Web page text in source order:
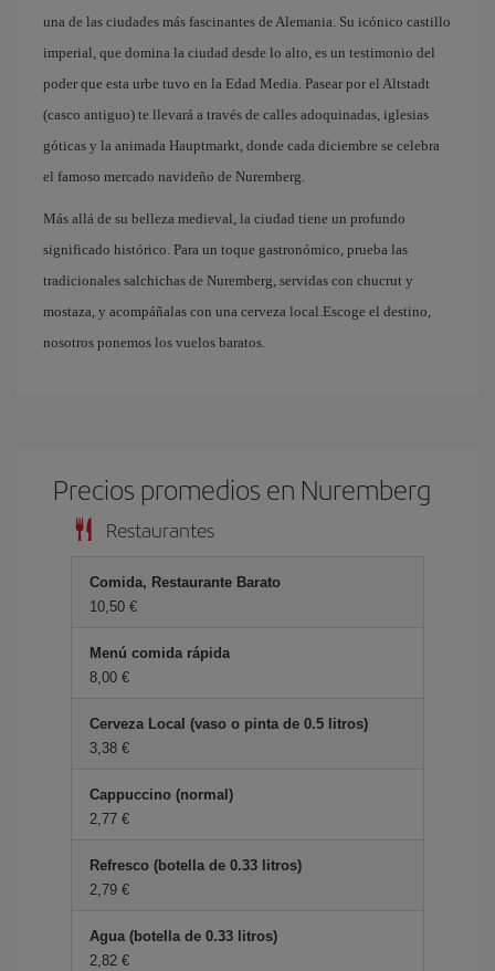
una de las ciudades más fascinantes de Alemania. Su icónico castillo
imperial, que domina la ciudad desde lo alto, es un testimonio del
poder que esta urbe tuvo en la Edad Media. Pasear por el Altstadt
(casco antiguo) te llevará a través de calles adoquinadas, iglesias
góticas y la animada Hauptmarkt, donde cada diciembre se celebra
el famoso mercado navideño de Nuremberg.
Más allá de su belleza medieval, la ciudad tiene un profundo
significado histórico. Para un toque gastronómico, prueba las
tradicionales salchichas de Nuremberg, servidas con chucrut y
mostaza, y acompáñalas con una cerveza local.Escoge el destino,
nosotros ponemos los vuelos baratos.
Precios promedios en Nuremberg
Restaurantes
Comida, Restaurante Barato
10,50 €
Menú comida rápida
8,00 €
Cerveza Local (vaso o pinta de 0.5 litros)
3,38 €
Cappuccino (normal)
2,77 €
Refresco (botella de 0.33 litros)
2,79 €
Agua (botella de 0.33 litros)
2,82 €